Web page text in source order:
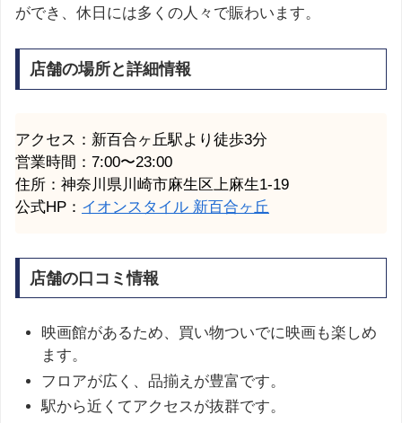
ができ、休日には多くの人々で賑わいます。
店舗の場所と詳細情報
アクセス：新百合ヶ丘駅より徒歩3分
営業時間：7:00〜23:00
住所：神奈川県川崎市麻生区上麻生1-19
公式HP： イオンスタイル 新百合ヶ丘
店舗の口コミ情報
映画館があるため、買い物ついでに映画も楽しめ
ます。
フロアが広く、品揃えが豊富です。
駅から近くてアクセスが抜群です。